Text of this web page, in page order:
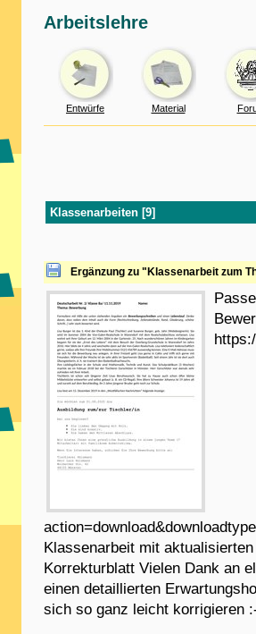
Arbeitslehre
Entwürfe Material
Klassenarbeiten [9]
Ergänzung zu "Klassenarbeit zum
Klassenarbeit mit
Korrekturblatt Vielen Dank an
einen detaillierten
sich so ganz leicht korrigieren